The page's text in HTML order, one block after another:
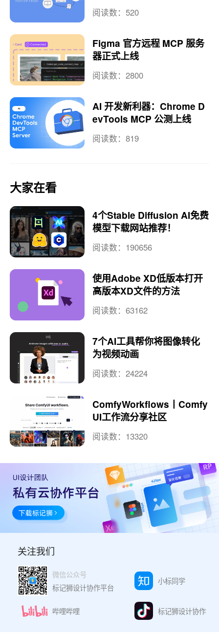
阅读数：520
Figma 官方远程 MCP 服务
器正式上线
阅读数：2800
AI 开发新利器：Chrome D
evTools MCP 公测上线
阅读数：819
大家在看
4个Stable Diffusion AI免费
模型下载网站推荐！
阅读数：190656
使用Adobe XD低版本打开
高版本XD文件的方法
阅读数：63162
7个AI工具帮你将图像转化
为视频动画
阅读数：24224
ComfyWorkflows丨Comfy
UI工作流分享社区
阅读数：13320
关注我们
微信公众号
标记狮设计协作平台
小标同学
哔哩哔哩 标记狮设计协作